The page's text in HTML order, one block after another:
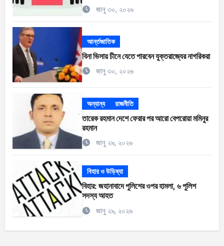
জানু ৩০, ২০২৬
আর্ন্তজাতিক
বিনা ভিসায় চীনে যেতে পারবেন যুক্তরাজ্যের নাগরিকরা
জানু ৩০, ২০২৬
অন্যান্য রাজনীতি
তারেক রহমান দেশে ফেরার পর আরো বেপরোয়া মমিনুর
রহমান
জানু ২৯, ২০২৬
বিহার ও উড়িষ্যা
বিহার: জহানাবাদে পুলিশের ওপর হামলা, ৬ পুলিশ
সদস্য আহত
জানু ২৯, ২০২৬